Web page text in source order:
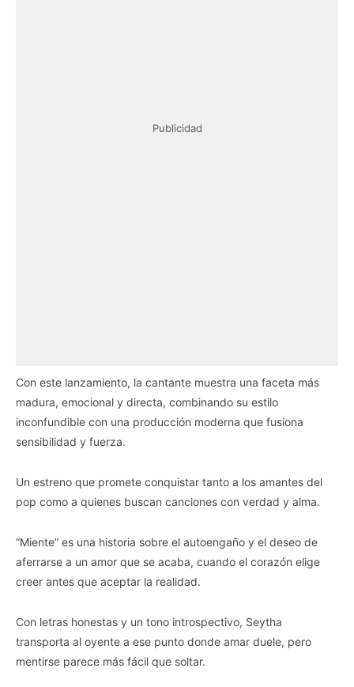
Publicidad
Con este lanzamiento, la cantante muestra una faceta más
madura, emocional y directa, combinando su estilo
inconfundible con una producción moderna que fusiona
sensibilidad y fuerza.
Un estreno que promete conquistar tanto a los amantes del
pop como a quienes buscan canciones con verdad y alma.
“Miente” es una historia sobre el autoengaño y el deseo de
aferrarse a un amor que se acaba, cuando el corazón elige
creer antes que aceptar la realidad.
Con letras honestas y un tono introspectivo, Seytha
transporta al oyente a ese punto donde amar duele, pero
mentirse parece más fácil que soltar.